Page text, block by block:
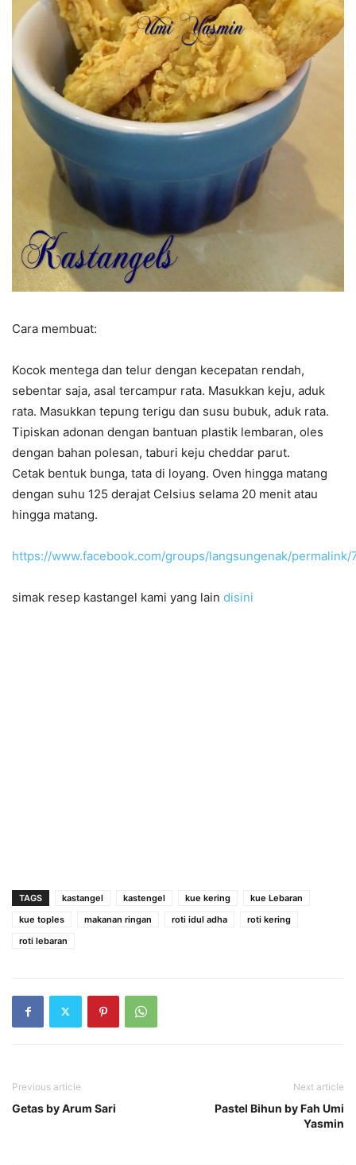
Cara membuat:
Kocok mentega dan telur dengan kecepatan rendah,
sebentar saja, asal tercampur rata. Masukkan keju, aduk
rata. Masukkan tepung terigu dan susu bubuk, aduk rata.
Tipiskan adonan dengan bantuan plastik lembaran, oles
dengan bahan polesan, taburi keju cheddar parut.
Cetak bentuk bunga, tata di loyang. Oven hingga matang
dengan suhu 125 derajat Celsius selama 20 menit atau
hingga matang.
https://www.facebook.com/groups/langsungenak/permalink/
simak resep kastangel kami yang lain disini
TAGS kastangel kastengel kue kering
kue Lebaran
kue toples
makanan ringan roti idul adha
roti kering
roti lebaran
Previous article
Getas by Arum Sari
Next article
Pastel Bihun by Fah Umi
Yasmin